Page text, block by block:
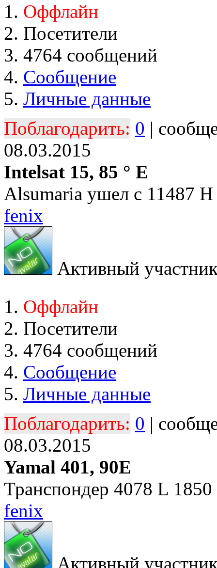
Оффлайн
Посетители
4764 сообщений
Сообщение
Личные данные
Поблагодарить: 0 |
08.03.2015
Intelsat 15, 85 ° E
Alsumaria ушел c 11487 H
fenix
Активный
Оффлайн
Посетители
4764 сообщений
Сообщение
Личные данные
Поблагодарить: 0 |
08.03.2015
Yamal 401, 90E
Транспондер 4078 L
fenix
Активный